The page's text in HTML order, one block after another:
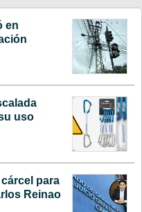
en
uso
para
Reinao